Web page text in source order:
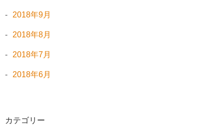
2018年9月
2018年8月
2018年7月
2018年6月
カテゴリー